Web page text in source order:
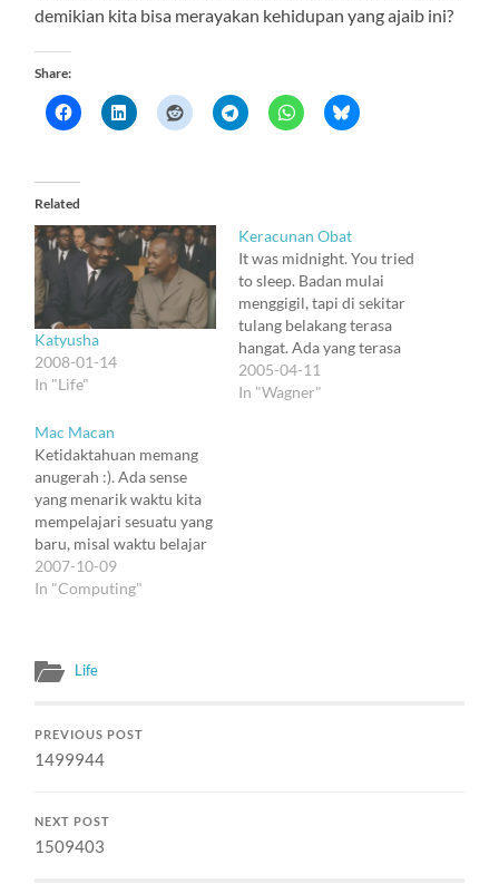
demikian kita bisa merayakan kehidupan yang ajaib ini?
Share:
Related
Katyusha
2008-01-14
In "Life"
Keracunan Obat
It was midnight. You tried
to sleep. Badan mulai
menggigil, tapi di sekitar
tulang belakang terasa
hangat. Ada yang terasa
terus menerus ditarik dan
dikontaksikan secara
2005-04-11
In "Wagner"
Mac Macan
Ketidaktahuan memang
anugerah :). Ada sense
yang menarik waktu kita
mempelajari sesuatu yang
baru, misal waktu belajar
komputer. Aku bahkan
masih bisa
dengan Chiwriter, dan
tanpa aku harus menekan
Enter (seperti di mesin
2007-10-09
In "Computing"
Life
PREVIOUS POST
1499944
NEXT POST
1509403